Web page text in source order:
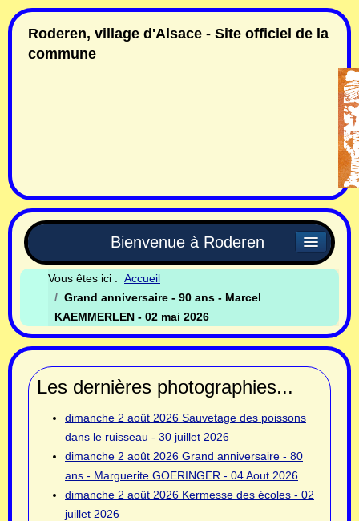
Roderen, village d'Alsace - Site officiel de la
commune
Bienvenue à Roderen
Vous êtes ici : Accueil
Grand anniversaire - 90 ans - Marcel
KAEMMERLEN - 02 mai 2026
Les dernières photographies...
dimanche 2 août 2026 Sauvetage des poissons
dans le ruisseau - 30 juillet 2026
dimanche 2 août 2026 Grand anniversaire - 80
ans - Marguerite GOERINGER - 04 Aout 2026
dimanche 2 août 2026 Kermesse des écoles - 02
juillet 2026